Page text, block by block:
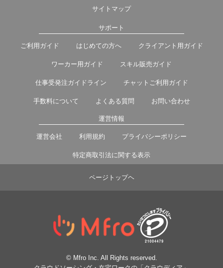
サイトマップ
サポート
ご利用ガイド はじめての方へ クライアント用ガイド
ワーカー用ガイド スキル販売ガイド
仕事受発注ガイドライン チャットご利用ガイド
手数料について よくある質問 お問い合わせ
運営情報
運営会社 利用規約 プライバシーポリシー
特定商取引法に関する表示
ページトップヘ
© Mfro Inc. All Rights reserved.